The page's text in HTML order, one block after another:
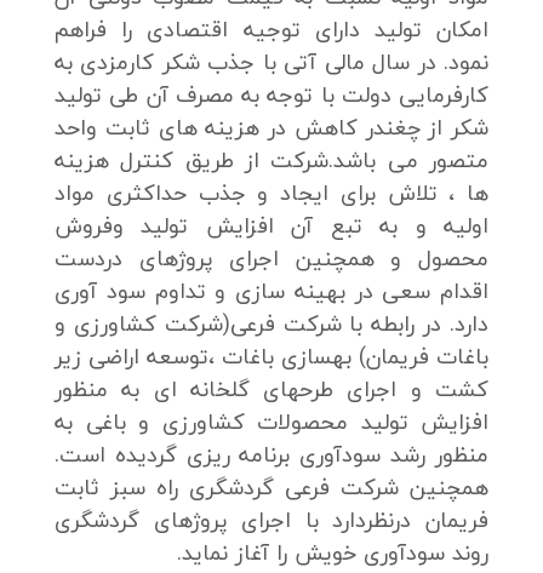
امکان تولید دارای توجیه اقتصادی را فراهم
نمود. در سال مالی آتی با جذب شکر کارمزدی به
کارفرمایی دولت با توجه به مصرف آن طی تولید
شکر از چغندر کاهش در هزینه های ثابت واحد
متصور می باشد.شرکت از طریق کنترل هزینه
ها ، تلاش برای ایجاد و جذب حداکثری مواد
اولیه و به تبع آن افزایش تولید وفروش
محصول و همچنین اجرای پروژهای دردست
اقدام سعی در بهینه سازی و تداوم سود آوری
دارد. در رابطه با شرکت فرعی(شرکت کشاورزی و
باغات فریمان) بهسازی باغات ،توسعه اراضی زیر
کشت و اجرای طرحهای گلخانه ای به منظور
افزایش تولید محصولات کشاورزی و باغی به
منظور رشد سودآوری برنامه ریزی گردیده است.
همچنین شرکت فرعی گردشگری راه سبز ثابت
فریمان درنظردارد با اجرای پروژهای گردشگری
روند سودآوری خویش را آغاز نماید.